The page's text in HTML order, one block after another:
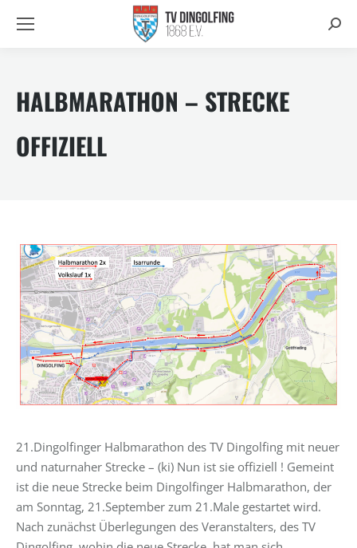
HALBMARATHON – STRECKE
OFFIZIELL
21.Dingolfinger Halbmarathon des TV Dingolfing mit neuer
und naturnaher Strecke – (ki) Nun ist sie offiziell ! Gemeint
ist die neue Strecke beim Dingolfinger Halbmarathon, der
am Sonntag, 21.September zum 21.Male gestartet wird.
Nach zunächst Überlegungen des Veranstalters, des TV